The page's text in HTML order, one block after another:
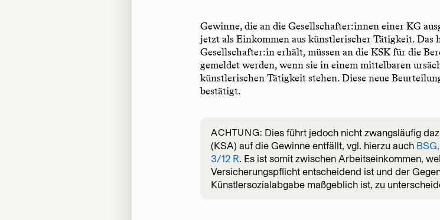
Gewinne, die an die Gesellschafter:innen einer KG
jetzt als Einkommen aus künstlerischer Tätigkeit. Das
Gesellschafter:in erhält, müssen an die KSK für die
gemeldet werden, wenn sie in einem mittelbaren
künstlerischen Tätigkeit stehen. Diese neue
bestätigt.
ACHTUNG Dies führt jedoch nicht zwangsläufig
(KSA) auf die Gewinne entfällt, vgl. hierzu auch
3/12 R. Es ist somit zwischen Arbeitseinkommen,
Versicherungspflicht entscheidend ist und der
Künstlersozialabgabe maßgeblich ist, zu